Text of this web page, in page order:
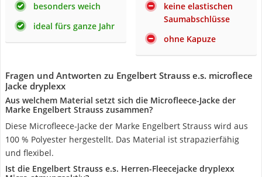
besonders weich
ideal fürs ganze Jahr
keine elastischen
Saumabschlüsse
ohne Kapuze
Fragen und Antworten zu Engelbert Strauss e.s. microflece
Jacke dryplexx
Aus welchem Material setzt sich die Microfleece-Jacke der
Marke Engelbert Strauss zusammen?
Diese Microfleece-Jacke der Marke Engelbert Strauss wird aus
100 % Polyester hergestellt. Das Material ist strapazierfähig
und flexibel.
Ist die Engelbert Strauss e.s. Herren-Fleecejacke dryplexx